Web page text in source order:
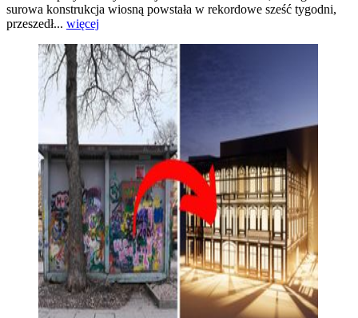
surowa konstrukcja wiosną powstała w rekordowe sześć tygodni,
przeszedł... więcej